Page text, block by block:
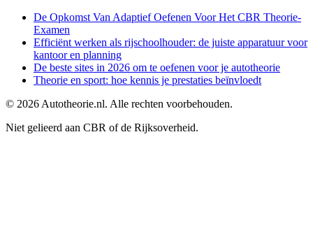
De Opkomst Van Adaptief Oefenen Voor Het CBR Theorie-
Examen
Efficiënt werken als rijschoolhouder: de juiste apparatuur voor
kantoor en planning
De beste sites in 2026 om te oefenen voor je autotheorie
Theorie en sport: hoe kennis je prestaties beïnvloedt
© 2026 Autotheorie.nl. Alle rechten voorbehouden.
Niet gelieerd aan CBR of de Rijksoverheid.